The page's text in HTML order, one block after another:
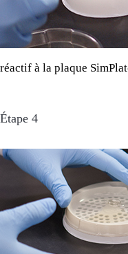
réactif à la plaque
Étape 4